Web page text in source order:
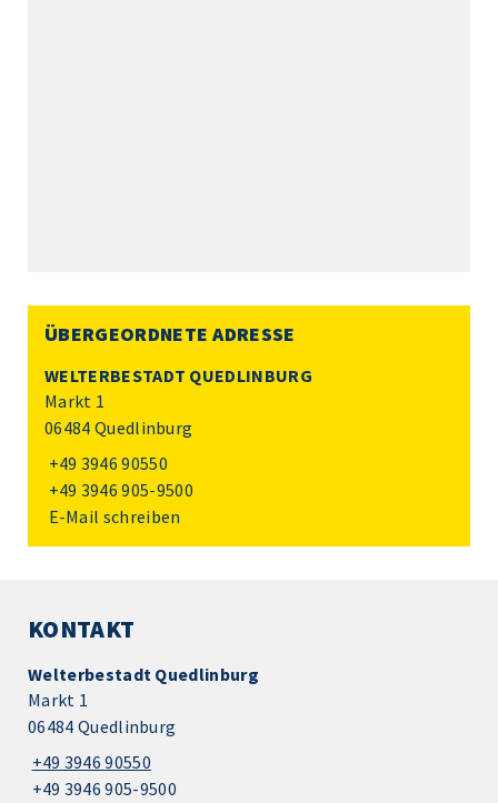
ÜBERGEORDNETE ADRESSE
WELTERBESTADT QUEDLINBURG
Markt 1
06484 Quedlinburg
+49 3946 90550
+49 3946 905-9500
E-Mail schreiben
KONTAKT
Welterbestadt Quedlinburg
Markt 1
06484 Quedlinburg
+49 3946 90550
+49 3946 905-9500